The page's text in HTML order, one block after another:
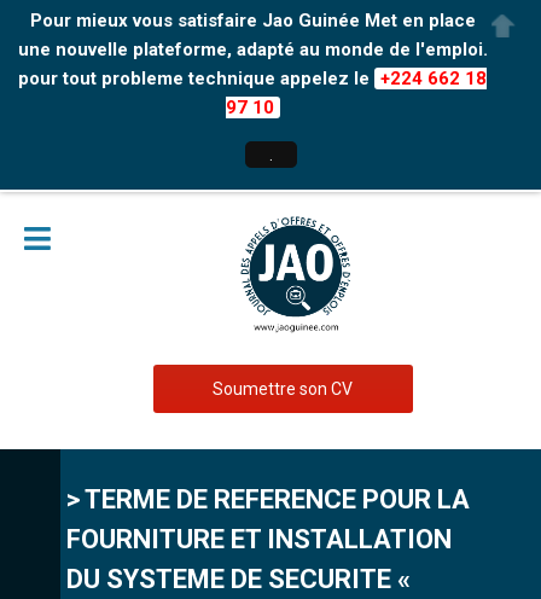
Pour mieux vous satisfaire Jao Guinée Met en place
une nouvelle plateforme, adapté au monde de l'emploi.
pour tout probleme technique appelez le +224 662 18
97 10
Soumettre son CV
> TERME DE REFERENCE POUR LA
FOURNITURE ET INSTALLATION
DU SYSTEME DE SECURITE «